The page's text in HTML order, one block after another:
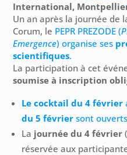
International,
Un an après la journée de
Corum, le PEPR PREZODE (
Emergence) organise ses
scientifiques.
La participation à cet
soumise à inscription
Le cocktail du 4 février
du 5 février sont
La journée du 4 février
réservée aux